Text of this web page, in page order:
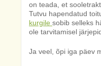
on teada, et
Tutvu hapendatud
kurgile sobib selleks
ole tarvitamisel
Ja veel, õpi iga päev